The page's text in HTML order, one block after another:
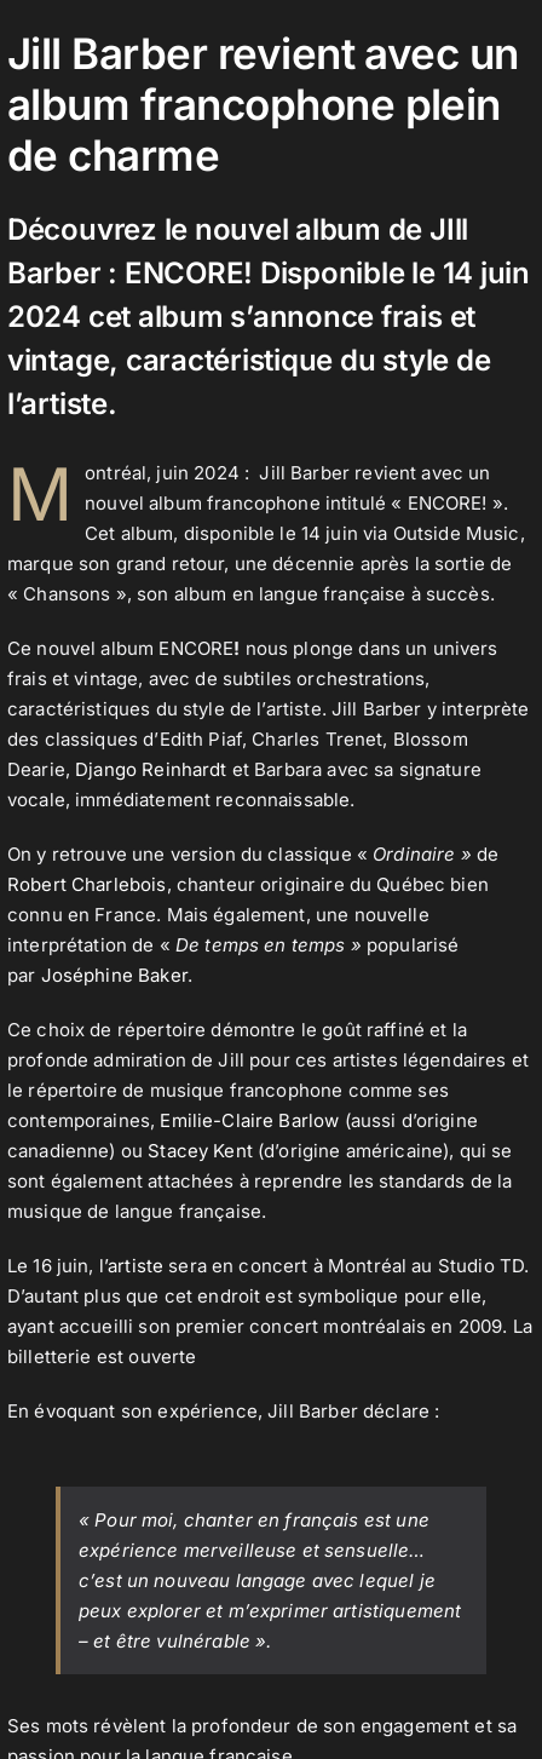
Contact
Jill Barber revient avec un
album francophone plein
de charme
Découvrez le nouvel album de JIll
Barber : ENCORE! Disponible le 14 juin
2024 cet album s’annonce frais et
vintage, caractéristique du style de
l’artiste.
M
ontréal, juin 2024 : Jill Barber revient avec un
nouvel album francophone intitulé « ENCORE! ».
Cet album, disponible le 14 juin via Outside Music,
marque son grand retour, une décennie après la sortie de
« Chansons », son album en langue française à succès.
Ce nouvel album ENCORE! nous plonge dans un univers
frais et vintage, avec de subtiles orchestrations,
caractéristiques du style de l’artiste. Jill Barber y interprète
des classiques d’Edith Piaf, Charles Trenet, Blossom
Dearie, Django Reinhardt et Barbara avec sa signature
vocale, immédiatement reconnaissable.
On y retrouve une version du classique « Ordinaire » de
Robert Charlebois, chanteur originaire du Québec bien
connu en France. Mais également, une nouvelle
interprétation de « De temps en temps » popularisé
par Joséphine Baker.
Ce choix de répertoire démontre le goût raffiné et la
profonde admiration de Jill pour ces artistes légendaires et
le répertoire de musique francophone comme ses
contemporaines, Emilie-Claire Barlow (aussi d’origine
canadienne) ou Stacey Kent(d’origine américaine), qui se
sont également attachées à reprendre les standards de la
musique de langue française.
Le 16 juin, l’artiste sera en concert à Montréal au Studio TD.
D’autant plus que cet endroit est symbolique pour elle,
ayant accueilli son premier concert montréalais en 2009. La
billetterie est ouverte
En évoquant son expérience, Jill Barber déclare :
« Pour moi, chanter en français est une
expérience merveilleuse et sensuelle…
c’est un nouveau langage avec lequel je
peux explorer et m’exprimer artistiquement
– et être vulnérable ».
Ses mots révèlent la profondeur de son engagement et sa